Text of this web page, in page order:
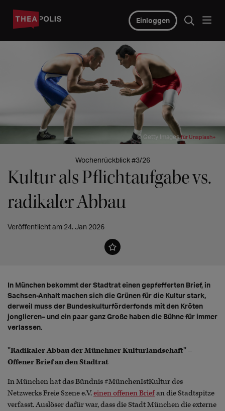
Einloggen
© Getty Imagesfür Unsplash+
Wochenrückblick #3/26
Kultur als Pflichtaufgabe vs.
radikaler Abbau
Veröffentlicht am 24. Jan 2026
In München bekommt der Stadtrat einen gepfefferten Brief, in
Sachsen-Anhalt machen sich die Grünen für die Kultur stark,
derweil muss der Bundeskulturförderfonds mit den Kröten
jonglieren– und ein paar ganz Große haben die Bühne für immer
verlassen.
"Radikaler Abbau der Münchner Kulturlandschaft" –
Offener Brief an den Stadtrat
In München hat das Bündnis #MünchenIstKultur des
Netzwerks Freie Szene e.V.einen offenen Briefan die Stadtspitze
verfasst. Auslöser dafür war, dass die Stadt München die externe